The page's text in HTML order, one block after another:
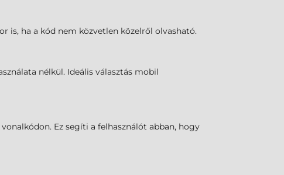
is, ha a kód nem közvetlen közelről olvasható.
nélkül. Ideális választás mobil
Ez segíti a felhasználót abban, hogy